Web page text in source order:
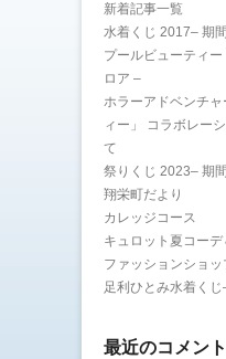
新着記事一覧
水着くじ 2017– 期
プールビューティ
ロア –
ホラーアドベンチ
ィー」 コラボレー
て
祭りくじ 2023– 期
翔栄町だより
カレッジコース
キュロット夏コー
ファッションショッ
足利ひとみ水着く
最近のコメント